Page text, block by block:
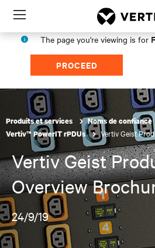
Menu
The page you're viewing is for
PROCEED
Produits et services
Noms de confiance
Vertiv™ PowerIT rPDUs
Vertiv Geist
Vertiv Geist
Overview
24/9/19